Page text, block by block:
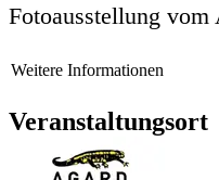
Fotoausstellung
Weitere Informationen
Veranstaltungsort